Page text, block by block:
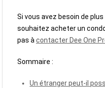
Si vous avez besoin de
souhaitez acheter un
pas à contacter Dee One
Sommaire :
Un étranger peut-il